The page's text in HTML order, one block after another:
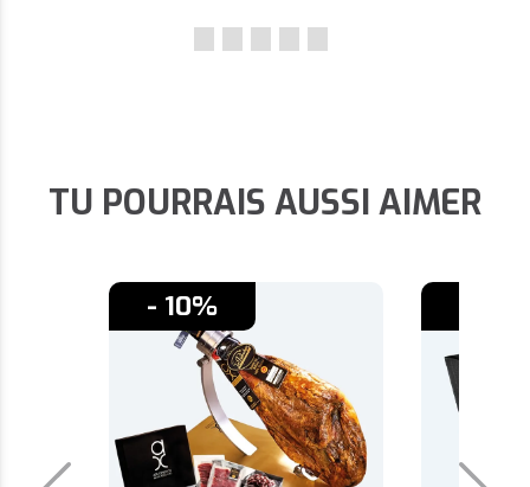
TU POURRAIS AUSSI AIMER
- 10%